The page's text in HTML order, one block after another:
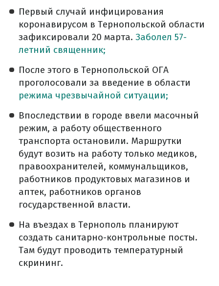
Первый случай инфицирования
коронавирусом в Тернопольской области
зафиксировали 20 марта. Заболел 57-
летний священник;
После этого в Тернопольской ОГА
проголосовали за введение в области
режима чрезвычайной ситуации;
Впоследствии в городе ввели масочный
режим, а работу общественного
транспорта остановили. Маршрутки
будут возить на работу только медиков,
правоохранителей, коммунальщиков,
работников продуктовых магазинов и
аптек, работников органов
государственной власти.
На въездах в Тернополь планируют
создать санитарно-контрольные посты.
Там будут проводить температурный
скрининг.